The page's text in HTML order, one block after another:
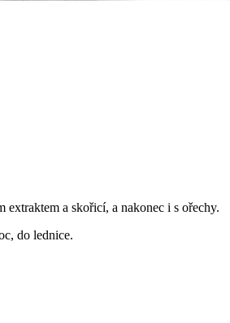
a skořicí, a nakonec i s ořechy.
do lednice.